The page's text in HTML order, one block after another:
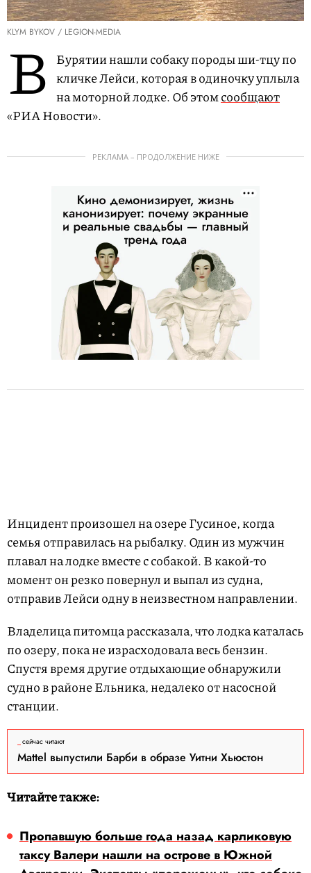
KLYM BYKOV / LEGION-MEDIA
В
Бурятии нашли собаку породы ши-тцу по
кличке Лейси, которая в одиночку уплыла
на моторной лодке. Об этомсообщают
«РИА Новости».
РЕКЛАМА – ПРОДОЛЖЕНИЕ НИЖЕ
Инцидент произошел на озере Гусиное, когда
семья отправилась на рыбалку. Один из мужчин
плавал на лодке вместе с собакой. В какой-то
момент он резко повернул и выпал из судна,
отправив Лейси одну в неизвестном направлении.
Владелица питомца рассказала, что лодка каталась
по озеру, пока не израсходовала весь бензин.
Спустя время другие отдыхающие обнаружили
судно в районе Ельника, недалеко от насосной
станции.
сейчас читают
Mattel выпустили Барби в образе Уитни Хьюстон
Читайте также:
Пропавшую больше года назад карликовую
таксу Валери нашли на острове в Южной